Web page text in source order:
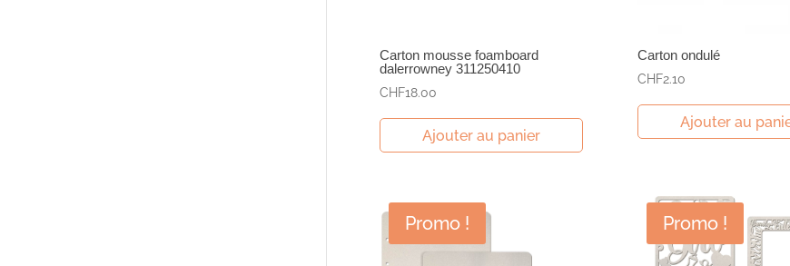
Carton mousse foamboard
dalerrowney 311250410
CHF18.00
Ajouter au panier
Carton ondulé
CHF2.10
Ajouter au
Promo ! Promo !